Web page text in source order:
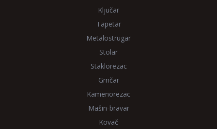
Ključar
Tapetar
Metalostrugar
Stolar
Staklorezac
Grnčar
Kamenorezac
Mašin-bravar
Kovač